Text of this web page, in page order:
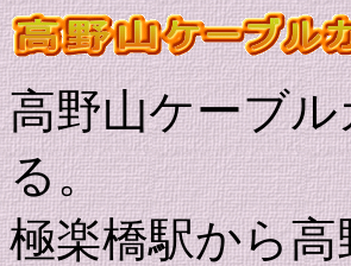
高野山ケーブ
る。
極楽橋駅から高